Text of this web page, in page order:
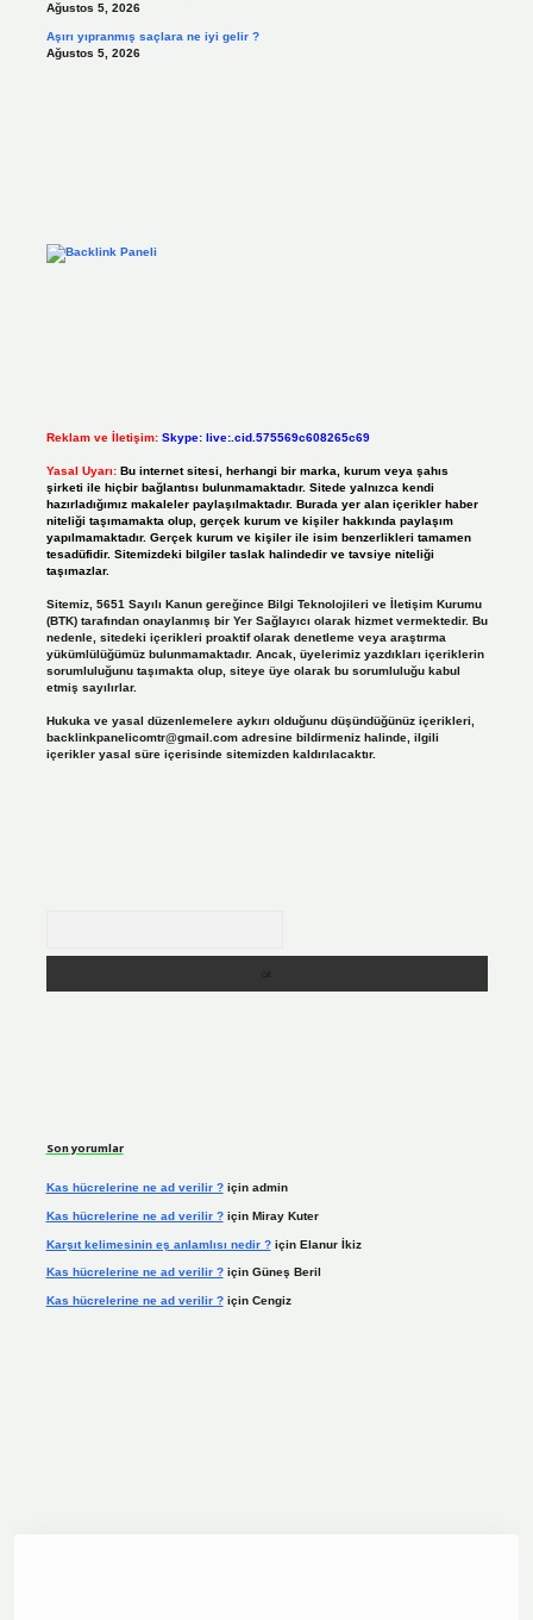
Ağustos 5, 2026
Aşırı yıpranmış saçlara ne iyi gelir ?
Ağustos 5, 2026
Reklam ve İletişim: Skype: live:.cid.575569c608265c69
Yasal Uyarı: Bu internet sitesi, herhangi bir marka, kurum veya şahıs
şirketi ile hiçbir bağlantısı bulunmamaktadır. Sitede yalnızca kendi
hazırladığımız makaleler paylaşılmaktadır. Burada yer alan içerikler haber
niteliği taşımamakta olup, gerçek kurum ve kişiler hakkında paylaşım
yapılmamaktadır. Gerçek kurum ve kişiler ile isim benzerlikleri tamamen
tesadüfidir. Sitemizdeki bilgiler taslak halindedir ve tavsiye niteliği
taşımazlar.
Sitemiz, 5651 Sayılı Kanun gereğince Bilgi Teknolojileri ve İletişim Kurumu
(BTK) tarafından onaylanmış bir Yer Sağlayıcı olarak hizmet vermektedir. Bu
nedenle, sitedeki içerikleri proaktif olarak denetleme veya araştırma
yükümlülüğümüz bulunmamaktadır. Ancak, üyelerimiz yazdıkları içeriklerin
sorumluluğunu taşımakta olup, siteye üye olarak bu sorumluluğu kabul
etmiş sayılırlar.
Hukuka ve yasal düzenlemelere aykırı olduğunu düşündüğünüz içerikleri,
backlinkpanelicomtr@gmail.comadresine bildirmeniz halinde, ilgili
içerikler yasal süre içerisinde sitemizden kaldırılacaktır.
Son yorumlar
Kas hücrelerine ne ad verilir ?için admin
Kas hücrelerine ne ad verilir ?için Miray Kuter
Karşıt kelimesinin eş anlamlısı nedir ?için Elanur İkiz
Kas hücrelerine ne ad verilir ?için Güneş Beril
Kas hücrelerine ne ad verilir ?için Cengiz